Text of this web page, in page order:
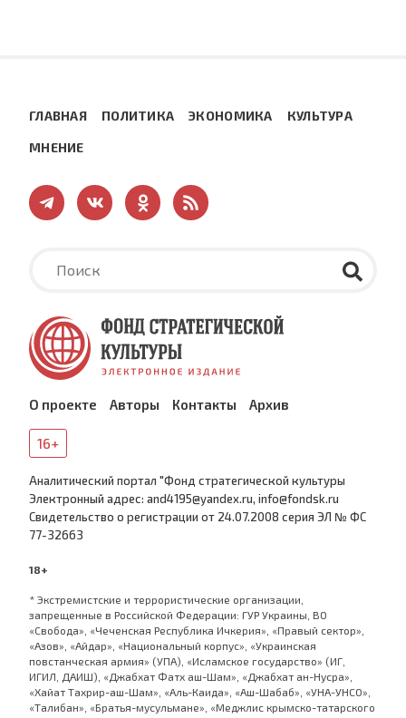
ГЛАВНАЯ ПОЛИТИКА ЭКОНОМИКА КУЛЬТУРА
МНЕНИЕ
О проекте Авторы Контакты Архив
16+
Аналитический портал "Фонд стратегической культуры
Электронный адрес: and4195@yandex.ru, info@fondsk.ru
Cвидетельство о регистрации от 24.07.2008 серия ЭЛ № ФС
77-32663
18+
* Экстремистские и террористические организации,
запрещенные в Российской Федерации: ГУР Украины, ВО
«Свобода», «Чеченская Республика Ичкерия», «Правый сектор»,
«Азов», «Айдар», «Национальный корпус», «Украинская
повстанческая армия» (УПА), «Исламское государство» (ИГ,
ИГИЛ, ДАИШ), «Джабхат Фатх аш-Шам», «Джабхат ан-Нусра»,
«Хайат Тахрир-аш-Шам», «Аль-Каида», «Аш-Шабаб», «УНА-УНСО»,
«Талибан», «Братья-мусульмане», «Меджлис крымско-татарского